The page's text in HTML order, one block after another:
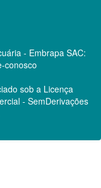
- Embrapa SAC:
conosco
sob a Licença
- SemDerivações